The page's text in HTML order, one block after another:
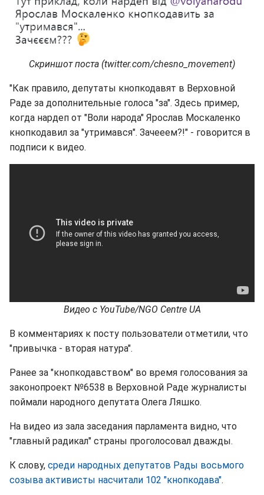
Скриншот поста (twitter.com/chesno_movement)
"Как правило, депутаты кнопкодавят в Верховной
Раде за дополнительные голоса "за". Здесь пример,
когда нардеп от "Воли народа" Ярослав Москаленко
кнопкодавил за "утримався". Зачееем?!" - говорится в
подписи к видео.
Видео с YouTube/NGO Centre UA
В комментариях к посту пользователи отметили, что
"привычка - вторая натура".
Ранее за "кнопкодавством" во время голосования за
законопроект №6538 в Верховной Раде журналисты
поймали народного депутата Олега Ляшко.
На видео из зала заседания парламента видно, что
"главный радикал" страны проголосовал дважды.
К слову, среди народных депутатов Рады восьмого
созыва активисты насчитали 102 "кнопкодава".